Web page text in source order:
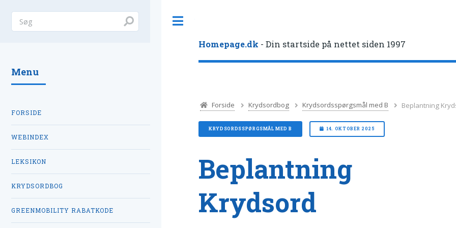
Homepage.dk - Din startside på nettet siden 1997
Forside Krydsordbog Krydsordsspørgsmål med B Beplantning
KRYDSORDSSPØRGSMÅL MED B 14. OKTOBER 2025
Beplantning
Krydsord
Menu
FORSIDE
WEBINDEX
LEKSIKON
KRYDSORDBOG
GREENMOBILITY RABATKODE